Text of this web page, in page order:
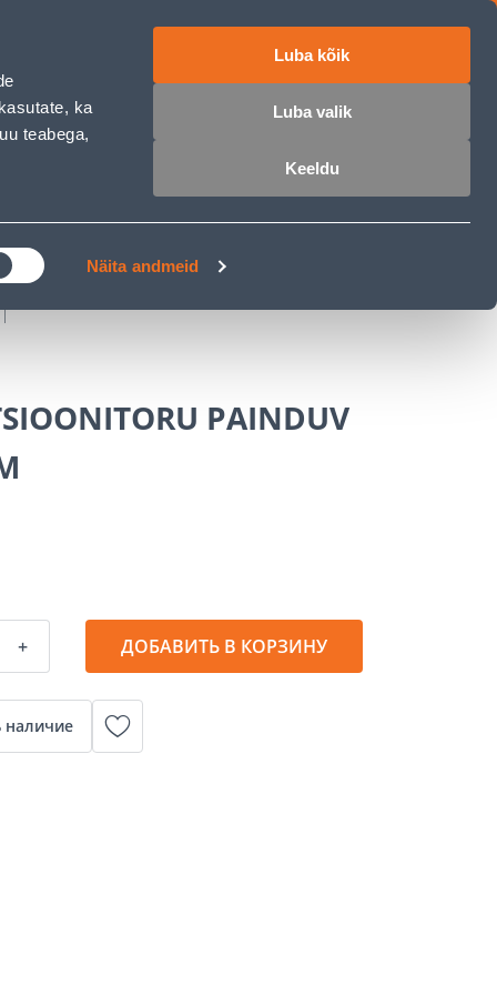
ka
teabega,
Näita andmeid
Luba kõik
Luba valik
Keeldu
PAINDUV
+ ДОБАВИТЬ В КОРЗИНУ
наличие